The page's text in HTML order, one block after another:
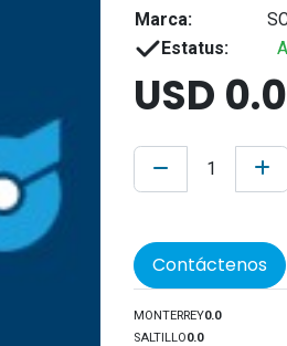
Marca:
Estatus:
USD
Contáctenos
MONTERREY0.0
SALTILLO0.0